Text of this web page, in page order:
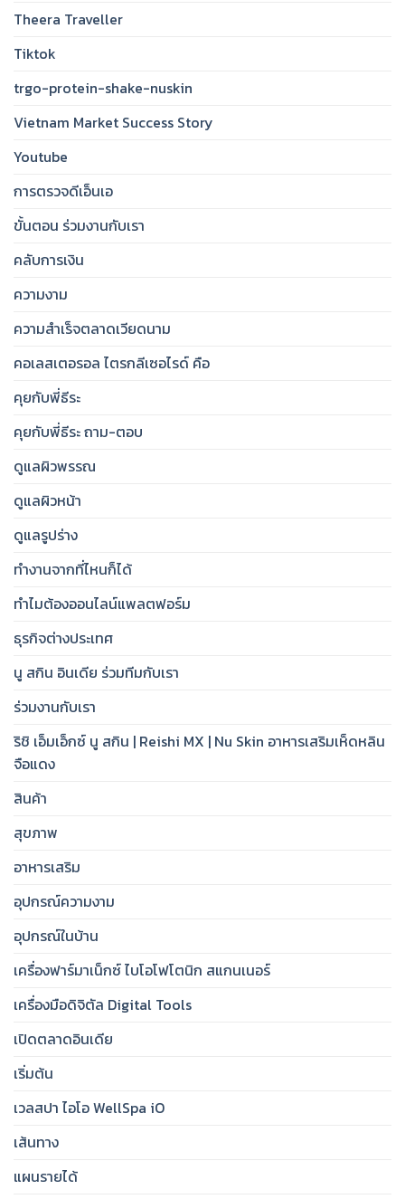
Theera Traveller
Tiktok
trgo-protein-shake-nuskin
Vietnam Market Success Story
Youtube
การตรวจดีเอ็นเอ
ขั้นตอน ร่วมงานกับเรา
คลับการเงิน
ความงาม
ความสำเร็จตลาดเวียดนาม
คอเลสเตอรอล ไตรกลีเซอไรด์ คือ
คุยกับพี่ธีระ
คุยกับพี่ธีระ ถาม-ตอบ
ดูแลผิวพรรณ
ดูแลผิวหน้า
ดูแลรูปร่าง
ทำงานจากที่ไหนก็ได้
ทำไมต้องออนไลน์แพลตฟอร์ม
ธุรกิจต่างประเทศ
นู สกิน อินเดีย ร่วมทีมกับเรา
ร่วมงานกับเรา
ริชิ เอ็มเอ็กซ์ นู สกิน | Reishi MX | Nu Skin อาหารเสริมเห็ดหลิน
จือแดง
สินค้า
สุขภาพ
อาหารเสริม
อุปกรณ์ความงาม
อุปกรณ์ในบ้าน
เครื่องฟาร์มาเน็กซ์ ไบโอโฟโตนิก สแกนเนอร์
เครื่องมือดิจิตัล Digital Tools
เปิดตลาดอินเดีย
เริ่มต้น
เวลสปา ไอโอ WellSpa iO
เส้นทาง
แผนรายได้